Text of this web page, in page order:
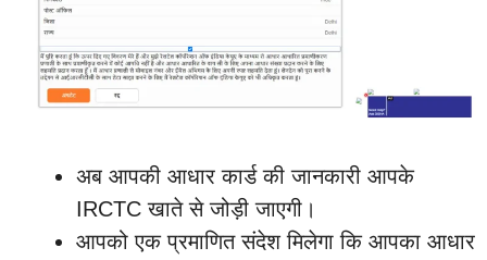
अब आपकी आधार कार्ड की जानकारी आपके
IRCTC खाते से जोड़ी जाएगी।
आपको एक प्रमाणित संदेश मिलेगा कि आपका आधार